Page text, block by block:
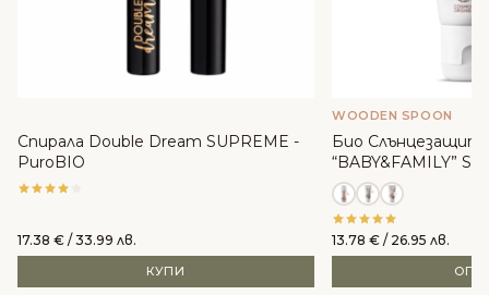
Спирала Double Dream SUPREME -
PuroBIO
17.38 € / 33.99 лв.
КУПИ
WOODEN SPOON
Био
“BABY&FAMILY”
WoodenSpoon
13.78 € / 26.95 лв.